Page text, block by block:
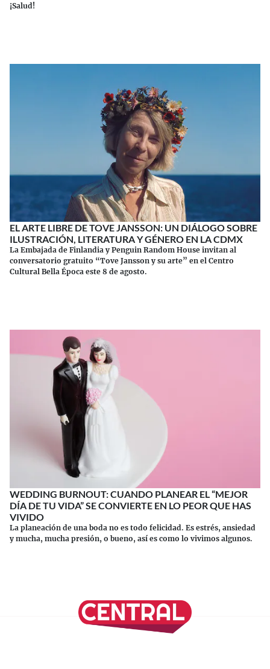
¡Salud!
EL ARTE LIBRE DE TOVE JANSSON: UN DIÁLOGO SOBRE
ILUSTRACIÓN, LITERATURA Y GÉNERO EN LA CDMX
La Embajada de Finlandia y Penguin Random House invitan al
conversatorio gratuito “Tove Jansson y su arte” en el Centro
Cultural Bella Época este 8 de agosto.
WEDDING BURNOUT: CUANDO PLANEAR EL “MEJOR
DÍA DE TU VIDA” SE CONVIERTE EN LO PEOR QUE HAS
VIVIDO
La planeación de una boda no es todo felicidad. Es estrés, ansiedad
y mucha, mucha presión, o bueno, así es como lo vivimos algunos.